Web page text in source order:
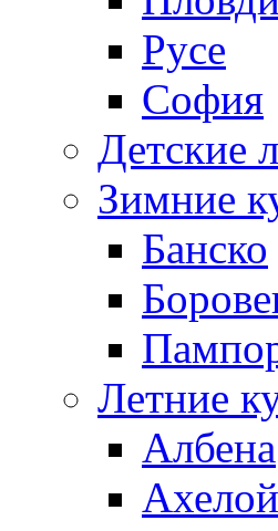
Русе
София
Детские
Зимние
Банско
Летние
Албена
Ахелой